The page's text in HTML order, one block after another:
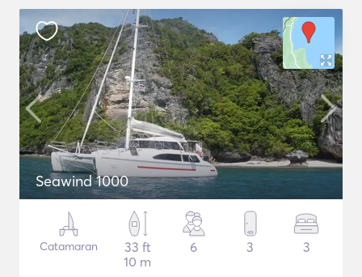
Seawind 1000
Catamaran
33 ft
10 m
6 3 3